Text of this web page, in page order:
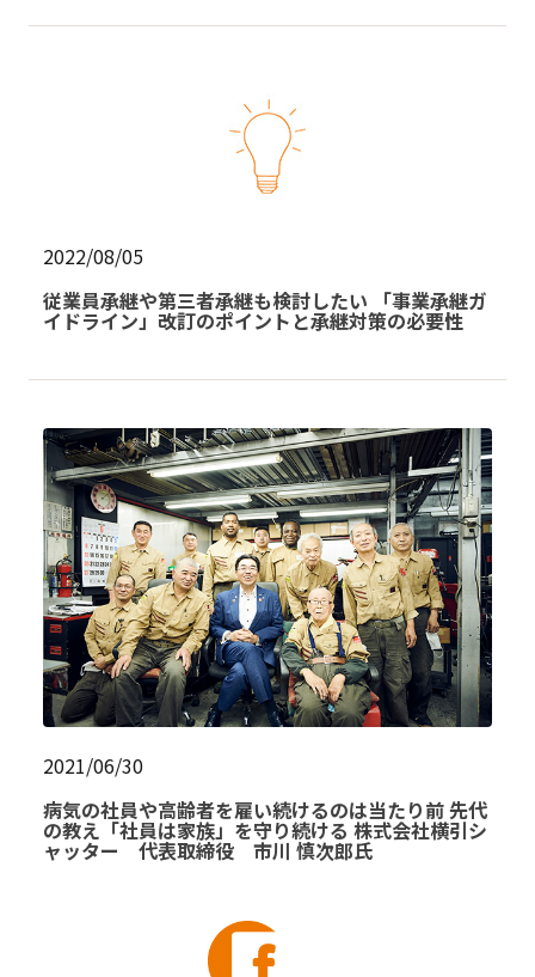
2022/08/05
従業員承継や第三者承継も検討したい 「事業承継ガ
イドライン」改訂のポイントと承継対策の必要性
2021/06/30
病気の社員や高齢者を雇い続けるのは当たり前 先代
の教え「社員は家族」を守り続ける 株式会社横引シ
ャッター 代表取締役 市川 慎次郎氏